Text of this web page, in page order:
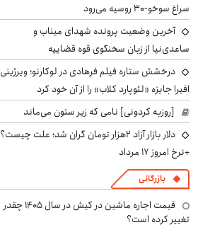
سراغ سوخو-30 روسیه می‌رود
آخرین وضعیت پرونده شهدای میناب و
ساعدی‌نیا از زبان سخنگوی قوه قضاییه
درخشش ستاره فیلم فرهادی در لوکارنو؛ ویرژینی
افیرا جایزه «لئوپارد کلاب» را از آن خود کرد
[روزبه کردونی] نامی که زیر ستون می‌ماند
دلار بازار آزاد ۲هزار تومان گران شد؛ علت چیست؟
+نرخ امروز ۱۷ مرداد
بازرگانی
قیمت اجاره ماشین در کیش در سال ۱۴۰۵ چقدر
تغییر کرده است؟